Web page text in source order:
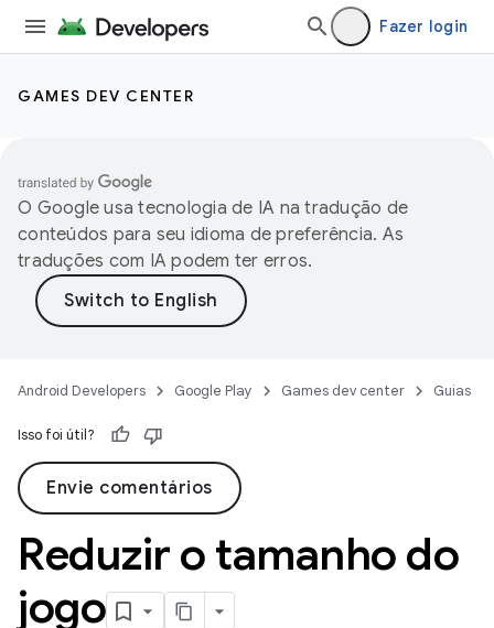
Fazer login
GAMES DEV CENTER
O Google usa tecnologia de IA na tradução de
conteúdos para seu idioma de preferência. As
traduções com IA podem ter erros.
Android Developers Google Play Games dev center Guias
Isso foi útil?
Envie comentários
Reduzir o tamanho do
jogo